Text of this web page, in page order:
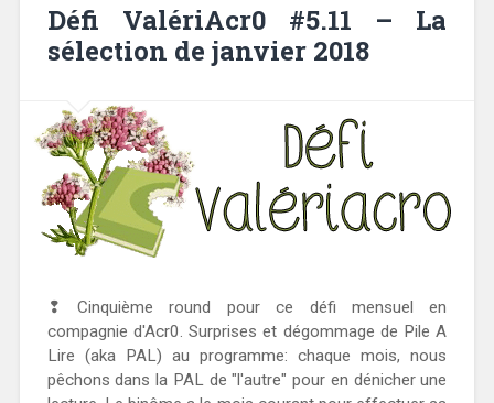
Défi ValériAcr0 #5.11 – La
sélection de janvier 2018
❢ Cinquième round pour ce défi mensuel en
compagnie d'Acr0. Surprises et dégommage de Pile A
Lire (aka PAL) au programme: chaque mois, nous
pêchons dans la PAL de "l'autre" pour en dénicher une